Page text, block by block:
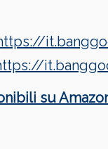
su